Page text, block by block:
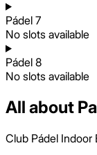
Pádel 7
No slots available
Pádel 8
No slots available
All about
Club Pádel Indoor